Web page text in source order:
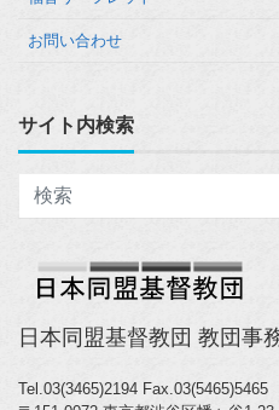
お問い合わせ
サイト内検索
日本同盟基督教団 教団事
Tel.03(3465)2194 Fax.03(5465)5465